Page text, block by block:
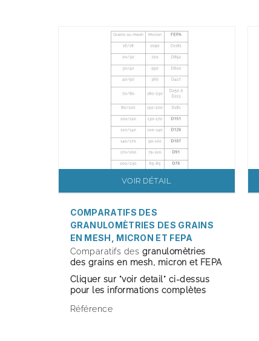
VOIR DÉTAIL
COMPARATIFS DES
GRANULOMÈTRIES DES GRAINS
EN MESH, MICRON ET FEPA
Comparatifs des granulomètries
des grains en mesh, micron et FEPA
Cliquer sur "voir detail" ci-dessus
pour les informations complètes
Référence